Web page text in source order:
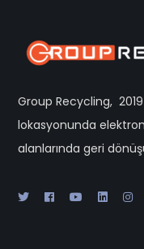
Group Recycling, 2019
lokasyonunda
alanlarında geri